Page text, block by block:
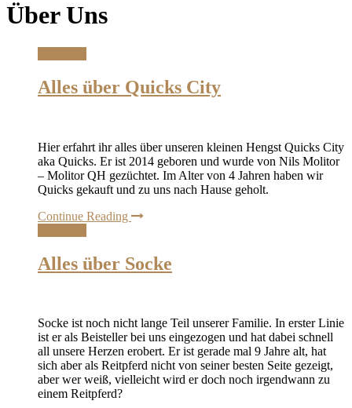
Über Uns
Alles über Quicks City
Hier erfahrt ihr alles über unseren kleinen Hengst Quicks City
aka Quicks. Er ist 2014 geboren und wurde von Nils Molitor
– Molitor QH gezüchtet. Im Alter von 4 Jahren haben wir
Quicks gekauft und zu uns nach Hause geholt.
Continue Reading
Alles über Socke
Socke ist noch nicht lange Teil unserer Familie. In erster Linie
ist er als Beisteller bei uns eingezogen und hat dabei schnell
all unsere Herzen erobert. Er ist gerade mal 9 Jahre alt, hat
sich aber als Reitpferd nicht von seiner besten Seite gezeigt,
aber wer weiß, vielleicht wird er doch noch irgendwann zu
einem Reitpferd?